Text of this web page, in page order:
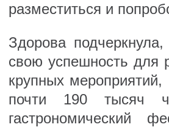
разместиться и
Здорова
свою успешность для
крупных
почти 190 тысяч
гастрономический